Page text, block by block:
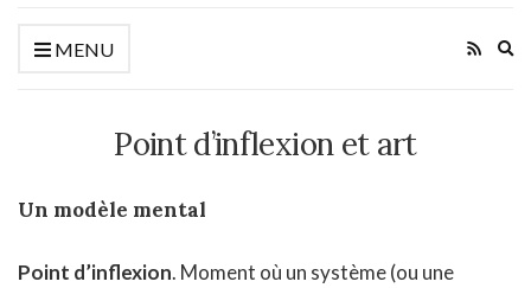
MENU
Point d’inflexion et art
Un modèle mental
Point d’inflexion. Moment où un système (ou une